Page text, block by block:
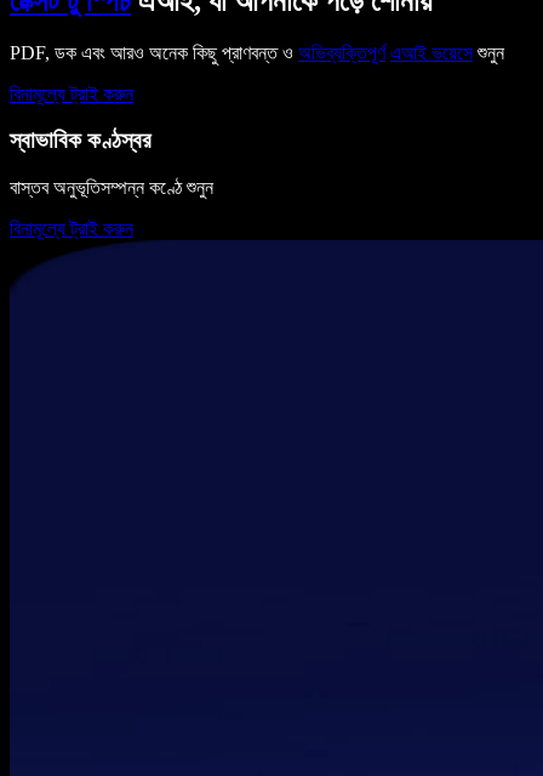
PDF, ডক এবং আরও অনেক কিছু প্রাণবন্ত ও অভিব্যক্তিপূর্ণ এআই ভয়েসেশুনুন
বিনামূল্যে ট্রাই করুন
স্বাভাবিক কণ্ঠস্বর
বাস্তব অনুভূতিসম্পন্ন কণ্ঠে শুনুন
বিনামূল্যে ট্রাই করুন